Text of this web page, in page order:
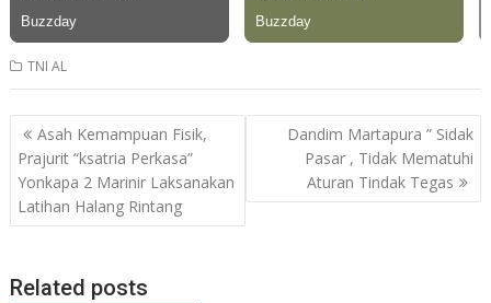
TNI AL
Post
navigation
Asah Kemampuan Fisik,
Prajurit “ksatria Perkasa”
Yonkapa 2 Marinir Laksanakan
Latihan Halang Rintang
Dandim Martapura ” Sidak
Pasar , Tidak Mematuhi
Aturan Tindak Tegas
Related posts